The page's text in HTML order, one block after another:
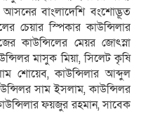
আসনের বাংলাদেশি বংশোদ্ভূত
চেয়ার স্পিকার কাউন্সিলার
কাউন্সিলের মেয়র জোৎস্না
মাসুক মিয়া, সিলেট কৃষি
শোয়েব, কাউন্সিলার আব্দুল
সাম ইসলাম, কাউন্সিলর
ফয়জুর রহমান, সাবেক